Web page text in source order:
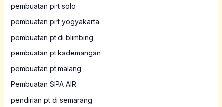
pembuatan pirt solo
pembuatan pirt yogyakarta
pembuatan pt di blimbing
pembuatan pt kademangan
pembuatan pt malang
Pembuatan SIPA AIR
pendirian pt di semarang